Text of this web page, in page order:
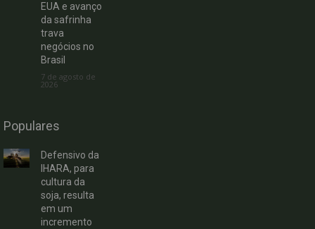
EUA e avanço
da safrinha
trava
negócios no
Brasil
7 de agosto de
2026
Populares
Defensivo da
IHARA, para
cultura da
soja, resulta
em um
incremento